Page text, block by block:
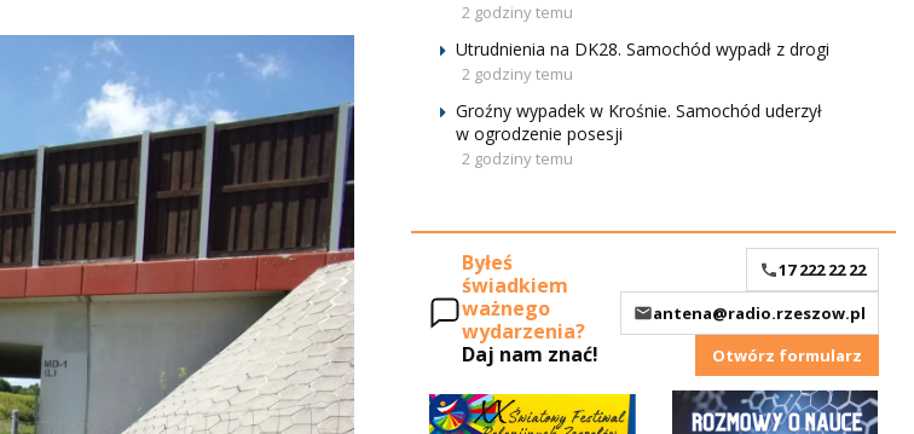
2 godziny temu
Utrudnienia na DK28. Samochód wypadł z drogi
2 godziny temu
Groźny wypadek w Krośnie. Samochód uderzył
w ogrodzenie posesji
2 godziny temu
Byłeś
świadkiem
ważnego
wydarzenia?
Daj nam znać!
17 222 22 22
antena@radio.rzeszow.pl
Otwórz formularz